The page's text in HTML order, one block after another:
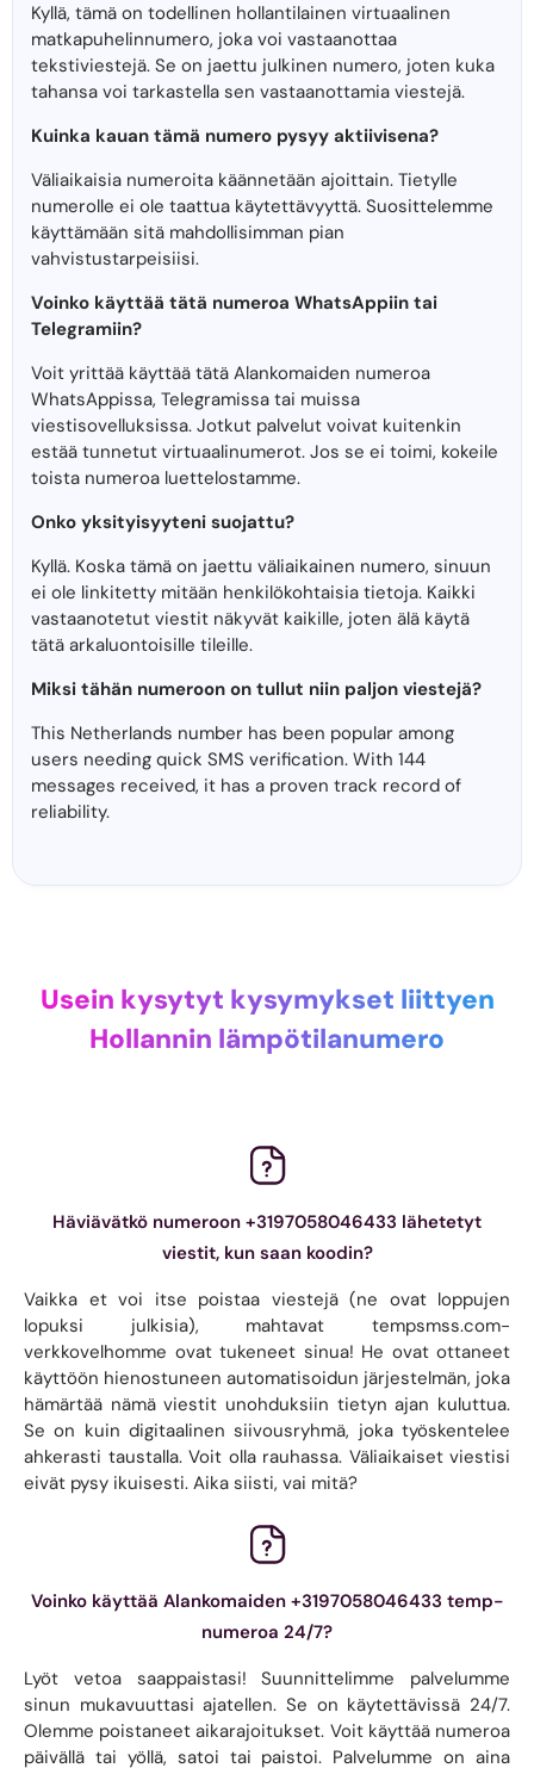
Kyllä, tämä on todellinen hollantilainen virtuaalinen
matkapuhelinnumero, joka voi vastaanottaa
tekstiviestejä. Se on jaettu julkinen numero, joten kuka
tahansa voi tarkastella sen vastaanottamia viestejä.
Kuinka kauan tämä numero pysyy aktiivisena?
Väliaikaisia ​​numeroita käännetään ajoittain. Tietylle
numerolle ei ole taattua käytettävyyttä. Suosittelemme
käyttämään sitä mahdollisimman pian
vahvistustarpeisiisi.
Voinko käyttää tätä numeroa WhatsAppiin tai
Telegramiin?
Voit yrittää käyttää tätä Alankomaiden numeroa
WhatsAppissa, Telegramissa tai muissa
viestisovelluksissa. Jotkut palvelut voivat kuitenkin
estää tunnetut virtuaalinumerot. Jos se ei toimi, kokeile
toista numeroa luettelostamme.
Onko yksityisyyteni suojattu?
Kyllä. Koska tämä on jaettu väliaikainen numero, sinuun
ei ole linkitetty mitään henkilökohtaisia ​​tietoja. Kaikki
vastaanotetut viestit näkyvät kaikille, joten älä käytä
tätä arkaluontoisille tileille.
Miksi tähän numeroon on tullut niin paljon viestejä?
This Netherlands number has been popular among
users needing quick SMS verification. With 144
messages received, it has a proven track record of
reliability.
Usein kysytyt kysymykset liittyen
Hollannin lämpötilanumero
Häviävätkö numeroon +3197058046433 lähetetyt
viestit, kun saan koodin?
Vaikka et voi itse poistaa viestejä (ne ovat loppujen
lopuksi julkisia), mahtavat tempsmss.com-
verkkovelhomme ovat tukeneet sinua! He ovat ottaneet
käyttöön hienostuneen automatisoidun järjestelmän, joka
hämärtää nämä viestit unohduksiin tietyn ajan kuluttua.
Se on kuin digitaalinen siivousryhmä, joka työskentelee
ahkerasti taustalla. Voit olla rauhassa. Väliaikaiset viestisi
eivät pysy ikuisesti. Aika siisti, vai mitä?
Voinko käyttää Alankomaiden +3197058046433 temp-
numeroa 24/7?
Lyöt vetoa saappaistasi! Suunnittelimme palvelumme
sinun mukavuuttasi ajatellen. Se on käytettävissä 24/7.
Olemme poistaneet aikarajoitukset. Voit käyttää numeroa
päivällä tai yöllä, satoi tai paistoi. Palvelumme on aina